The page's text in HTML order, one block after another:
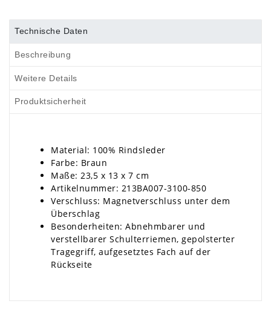
Technische Daten
Beschreibung
Weitere Details
Produktsicherheit
Material: 100% Rindsleder
Farbe: Braun
Maße: 23,5 x 13 x 7 cm
Artikelnummer: 213BA007-3100-850
Verschluss: Magnetverschluss unter dem
Überschlag
Besonderheiten: Abnehmbarer und
verstellbarer Schulterriemen, gepolsterter
Tragegriff, aufgesetztes Fach auf der
Rückseite